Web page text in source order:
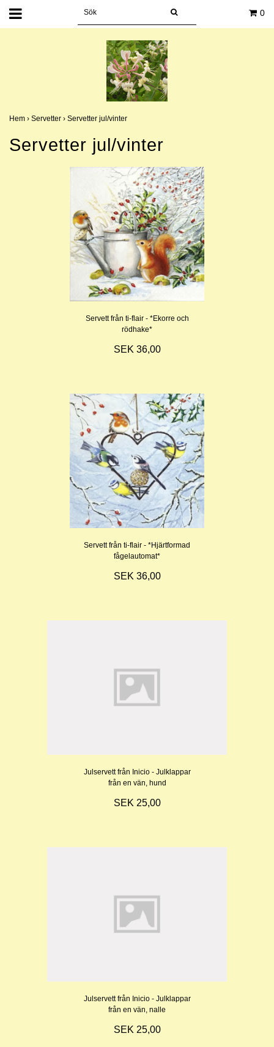
0
Hem › Servetter › Servetter jul/vinter
Servetter jul/vinter
Servett från ti-flair - *Ekorre och
rödhake*
SEK 36,00
Servett från ti-flair - *Hjärtformad
fågelautomat*
SEK 36,00
Julservett från Inicio - Julklappar
från en vän, hund
SEK 25,00
Julservett från Inicio - Julklappar
från en vän, nalle
SEK 25,00